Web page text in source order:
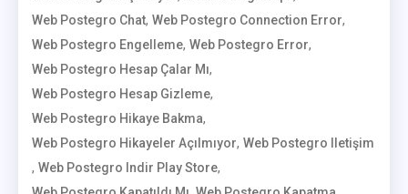
Web Postegro Chat,Web Postegro Connection Error,
Web Postegro Engelleme,Web Postegro Error,
Web Postegro Hesap Çalar Mı,
Web Postegro Hesap Gizleme,
Web Postegro Hikaye Bakma,
Web Postegro Hikayeler Açılmıyor,Web Postegro Iletişim
,Web Postegro Indir Play Store,